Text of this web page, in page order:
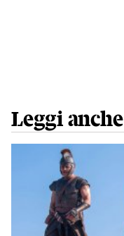
Leggi anche